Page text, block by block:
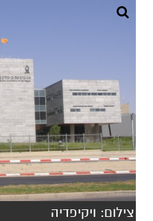
צילום: ויקיפדיה